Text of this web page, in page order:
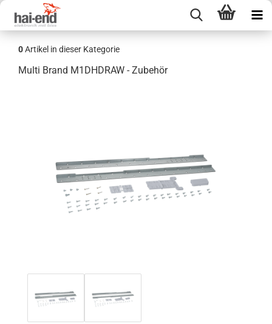
0Artikel in dieser Kategorie
Multi Brand M1DHDRAW - Zubehör